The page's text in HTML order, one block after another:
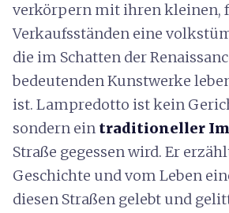
verkörpern mit ihren kleinen,
Verkaufsständen eine
die im Schatten der
bedeutenden Kunstwerke
ist. Lampredotto ist kein
sondern ein traditioneller
Straße gegessen wird. Er
Geschichte und vom Leben
diesen Straßen gelebt und